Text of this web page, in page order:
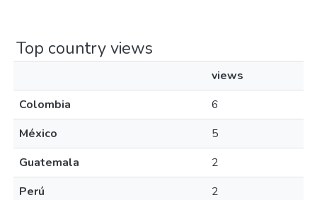
Top country views
views
Colombia
6
México
5
Guatemala
2
Perú
2